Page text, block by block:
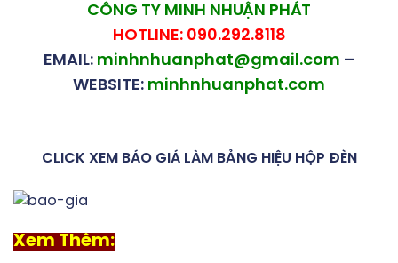
CÔNG TY MINH NHUẬN PHÁT
HOTLINE: 090.292.8118
EMAIL: minhnhuanphat@gmail.com –
WEBSITE: minhnhuanphat.com
CLICK XEM BÁO GIÁ LÀM BẢNG HIỆU HỘP ĐÈN
Xem Thêm: